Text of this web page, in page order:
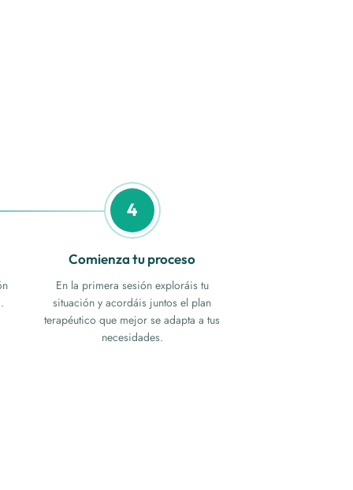
4
Comienza tu proceso
En la primera sesión exploráis tu
situación y acordáis juntos el plan
terapéutico que mejor se adapta a tus
necesidades.